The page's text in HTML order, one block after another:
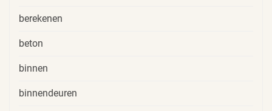
berekenen
beton
binnen
binnendeuren